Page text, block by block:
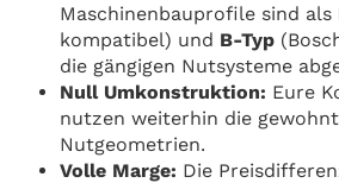
Maschinenbauprofile sind als
kompatibel) und B-Typ
die gängigen Nutsysteme
Null Umkonstruktion: Eure
nutzen weiterhin die
Nutgeometrien.
Volle Marge: Die